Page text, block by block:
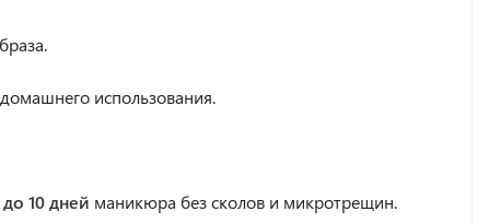
использования.
10 дней маникюра без сколов и микротрещин.